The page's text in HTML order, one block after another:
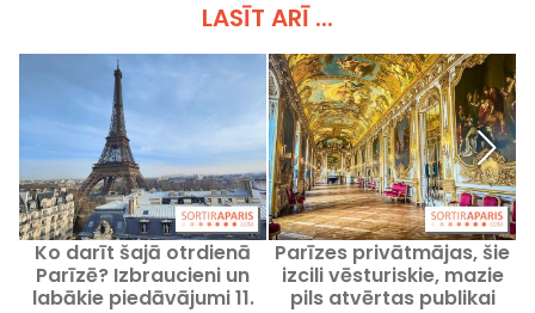
LASĪT ARĪ ...
Ko darīt šajā otrdienā
Parīzē? Izbraucieni un
labākie piedāvājumi 11.
Parīzes privātmājas, šie
izcili vēsturiskie, mazie
pils atvērtas publikai